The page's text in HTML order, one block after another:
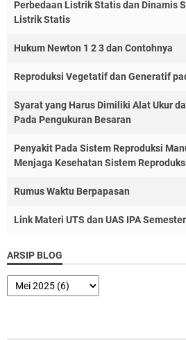
Perbedaan Listrik Statis dan Dinamis
Listrik Statis
Hukum Newton 1 2 3 dan Contohnya
Reproduksi Vegetatif dan Generatif
Syarat yang Harus Dimiliki Alat Ukur
Pada Pengukuran Besaran
Penyakit Pada Sistem Reproduksi
Menjaga Kesehatan Sistem
Rumus Waktu Berpapasan
Link Materi UTS dan UAS IPA
ARSIP BLOG